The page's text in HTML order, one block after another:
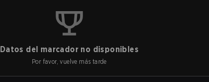
Datos del marcador no disponibles
Por favor, vuelve más tarde